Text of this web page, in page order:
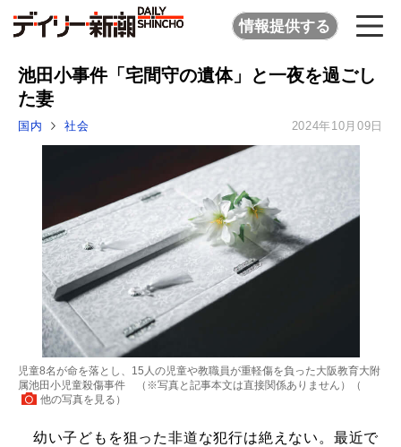
情報提供する
池田小事件「宅間守の遺体」と一夜を過ごし
た妻
国内 社会 2024年10月09日
児童8名が命を落とし、15人の児童や教職員が重軽傷を負った大阪教育大附
属池田小児童殺傷事件 （※写真と記事本文は直接関係ありません）（
他の写真を見る ）
幼い子どもを狙った非道な犯行は絶えない。最近で